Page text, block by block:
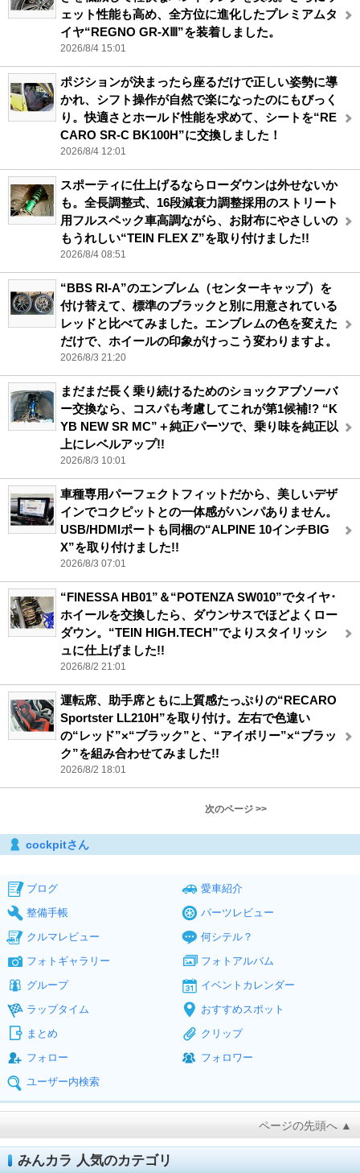
ェット性能も高め、全方位に進化したプレミアムタ
イヤ“REGNO GR-XⅢ”を装着しました。
2026/8/4 15:01
ポジションが決まったら座るだけで正しい姿勢に導
かれ、シフト操作が自然で楽になったのにもびっく
り。快適さとホールド性能を求めて、シートを“RE
CARO SR-C BK100H”に交換しました！
2026/8/4 12:01
スポーティに仕上げるならローダウンは外せないか
も。全長調整式、16段減衰力調整採用のストリート
用フルスペック車高調ながら、お財布にやさしいの
もうれしい“TEIN FLEX Z”を取り付けました!!
2026/8/4 08:51
“BBS RI-A”のエンブレム（センターキャップ）を
付け替えて、標準のブラックと別に用意されている
レッドと比べてみました。エンブレムの色を変えた
だけで、ホイールの印象がけっこう変わりますよ。
2026/8/3 21:20
まだまだ長く乗り続けるためのショックアブソーバ
ー交換なら、コスパも考慮してこれが第1候補!? “K
YB NEW SR MC”＋純正パーツで、乗り味を純正以
上にレベルアップ!!
2026/8/3 10:01
車種専用パーフェクトフィットだから、美しいデザ
インでコクピットとの一体感がハンパありません。
USB/HDMIポートも同梱の“ALPINE 10インチBIG
X”を取り付けました!!
2026/8/3 07:01
“FINESSA HB01”＆“POTENZA SW010”でタイヤ･
ホイールを交換したら、ダウンサスでほどよくロー
ダウン。“TEIN HIGH.TECH”でよりスタイリッシ
ュに仕上げました!!
2026/8/2 21:01
運転席、助手席ともに上質感たっぷりの“RECARO
Sportster LL210H”を取り付け。左右で色違い
の“レッド”×“ブラック”と、“アイボリー”×“ブラッ
ク”を組み合わせてみました!!
2026/8/2 18:01
次のページ >>
cockpitさん
ブログ
愛車紹介
整備手帳
パーツレビュー
クルマレビュー
何シテル？
フォトギャラリー
フォトアルバム
グループ
イベントカレンダー
ラップタイム
おすすめスポット
まとめ
クリップ
フォロー
フォロワー
ユーザー内検索
ページの先頭へ ▲
みんカラ 人気のカテゴリ